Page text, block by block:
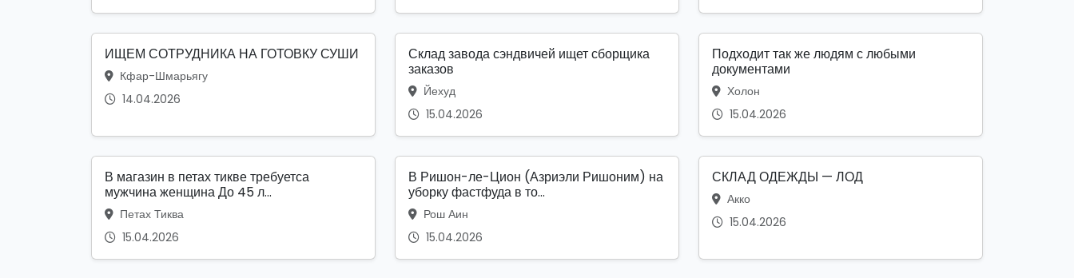
ИЩЕМ СОТРУДНИКА НА ГОТОВКУ СУШИ
Кфар-Шмарьягу
14.04.2026
Склад завода сэндвичей ищет сборщика
заказов
Йехуд
15.04.2026
Подходит так же людям с любыми
документами
Холон
15.04.2026
В магазин в петах тикве требуетса
мужчина женщина До 45 л...
Петах Тиква
15.04.2026
В Ришон-ле-Цион (Азриэли Ришоним) на
уборку фастфуда в то...
Рош Аин
15.04.2026
СКЛАД ОДЕЖДЫ — ЛОД
Акко
15.04.2026